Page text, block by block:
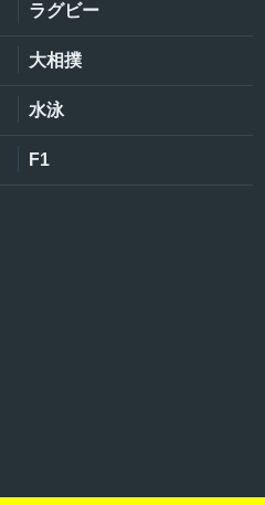
ラグビー
大相撲
水泳
F1